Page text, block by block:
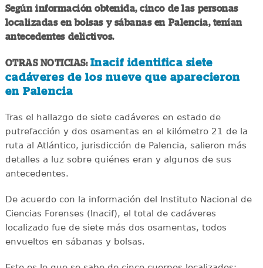
Según información obtenida, cinco de las personas
localizadas en bolsas y sábanas en Palencia, tenían
antecedentes delictivos.
OTRAS NOTICIAS: Inacif identifica siete
cadáveres de los nueve que aparecieron
en Palencia
Tras el hallazgo de siete cadáveres en estado de
putrefacción y dos osamentas en el kilómetro 21 de la
ruta al Atlántico, jurisdicción de Palencia, salieron más
detalles a luz sobre quiénes eran y algunos de sus
antecedentes.
De acuerdo con la información del Instituto Nacional de
Ciencias Forenses (Inacif), el total de cadáveres
localizado fue de siete más dos osamentas, todos
envueltos en sábanas y bolsas.